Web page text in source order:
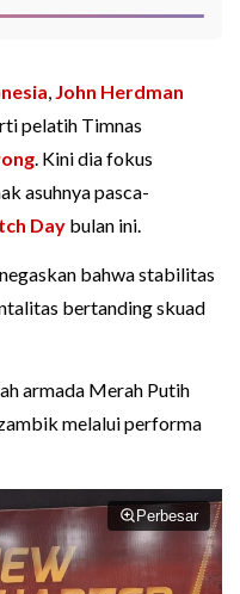
, John Herdman
pelatih Timnas
. Kini dia fokus
asuhnya pasca-
Day bulan ini.
bahwa stabilitas
bertanding skuad
armada Merah Putih
melalui performa
Perbesar